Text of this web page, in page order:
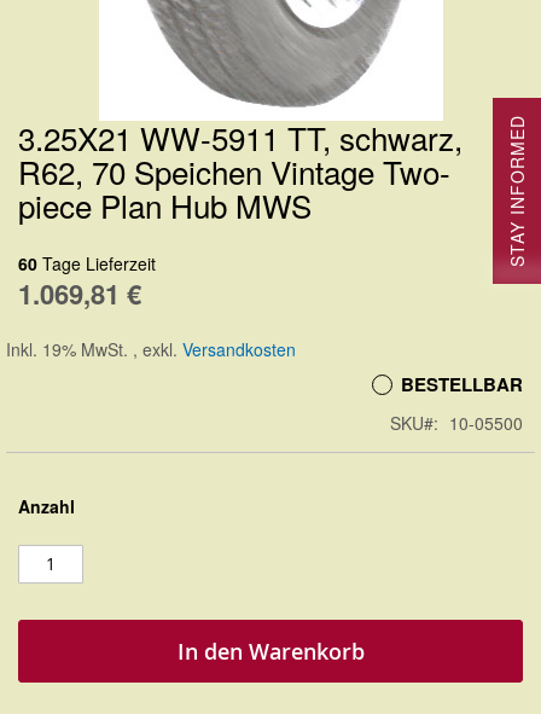
Zum
Anfang
der
springen
3.25X21 WW-5911 TT, schwarz,
R62, 70 Speichen Vintage Two-
piece Plan Hub MWS
60 Tage Lieferzeit
1.069,81 €
Inkl. 19% MwSt. , exkl. Versandkosten
BESTELLBAR
SKU 10-05500
Anzahl
In den Warenkorb
STAY INFORMED